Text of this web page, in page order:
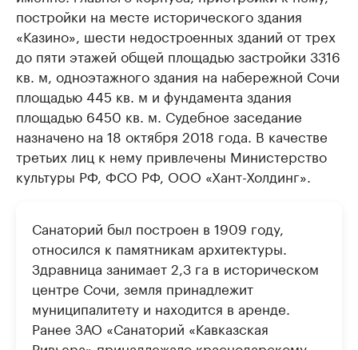
постройки на месте исторического здания
«Казино», шести недостроенных зданий от трех
до пяти этажей общей площадью застройки 3316
кв. м, одноэтажного здания на набережной Сочи
площадью 445 кв. м и фундамента здания
площадью 6450 кв. м. Судебное заседание
назначено на 18 октября 2018 года. В качестве
третьих лиц к нему привлечены Министерство
культуры РФ, ФСО РФ, ООО «Хант-Холдинг».
Санаторий был построен в 1909 году,
относился к памятникам архитектуры.
Здравница занимает 2,3 га в историческом
центре Сочи, земля принадлежит
муниципалитету и находится в аренде.
Ранее ЗАО «Санаторий «Кавказская